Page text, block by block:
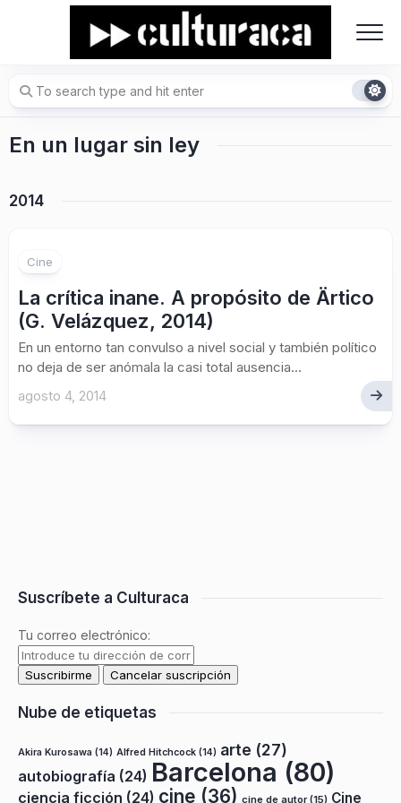
En un lugar sin ley
2014
Cine
La crítica inane. A propósito de Ärtico
(G. Velázquez, 2014)
En un entorno tan convulso a nivel social y también político
no deja de ser anómala la casi total ausencia...
agosto 4, 2014
Suscríbete a Culturaca
Tu correo electrónico:
Nube de etiquetas
Akira Kurosawa (14) Alfred Hitchcock (14) arte (27)
autobiografía (24) Barcelona (80)
ciencia ficción (24) cine (36) cine de autor(15) Cine